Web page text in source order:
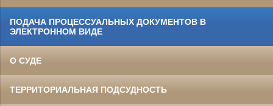
ПОДАЧА ПРОЦЕССУАЛЬНЫХ ДОКУМЕНТОВ В
ЭЛЕКТРОННОМ ВИДЕ
О СУДЕ
ТЕРРИТОРИАЛЬНАЯ ПОДСУДНОСТЬ